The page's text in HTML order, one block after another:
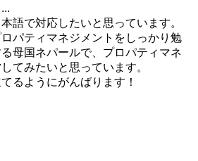
...
語で対応したいと思っています。
パティマネジメントをしっかり勉
⺟国ネパールで、プロパティマネ
てみたいと思っています。
るようにがんばります！